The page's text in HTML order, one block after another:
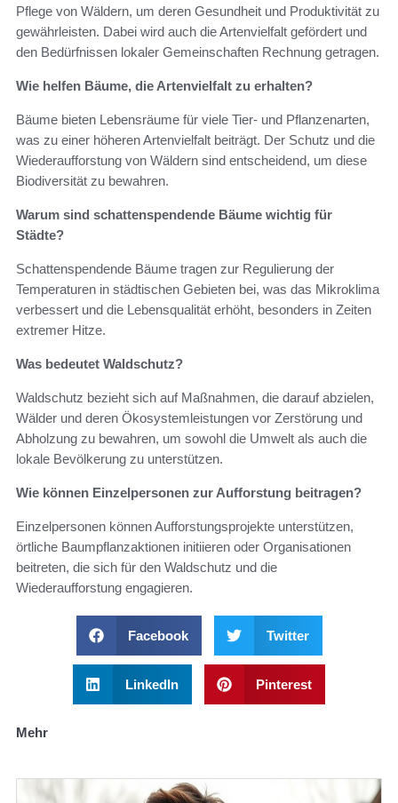
Pflege von Wäldern, um deren Gesundheit und Produktivität zu
gewährleisten. Dabei wird auch die Artenvielfalt gefördert und
den Bedürfnissen lokaler Gemeinschaften Rechnung getragen.
Wie helfen Bäume, die Artenvielfalt zu erhalten?
Bäume bieten Lebensräume für viele Tier- und Pflanzenarten,
was zu einer höheren Artenvielfalt beiträgt. Der Schutz und die
Wiederaufforstung von Wäldern sind entscheidend, um diese
Biodiversität zu bewahren.
Warum sind schattenspendende Bäume wichtig für
Städte?
Schattenspendende Bäume tragen zur Regulierung der
Temperaturen in städtischen Gebieten bei, was das Mikroklima
verbessert und die Lebensqualität erhöht, besonders in Zeiten
extremer Hitze.
Was bedeutet Waldschutz?
Waldschutz bezieht sich auf Maßnahmen, die darauf abzielen,
Wälder und deren Ökosystemleistungen vor Zerstörung und
Abholzung zu bewahren, um sowohl die Umwelt als auch die
lokale Bevölkerung zu unterstützen.
Wie können Einzelpersonen zur Aufforstung beitragen?
Einzelpersonen können Aufforstungsprojekte unterstützen,
örtliche Baumpflanzaktionen initiieren oder Organisationen
beitreten, die sich für den Waldschutz und die
Wiederaufforstung engagieren.
Facebook Twitter
LinkedIn Pinterest
Mehr